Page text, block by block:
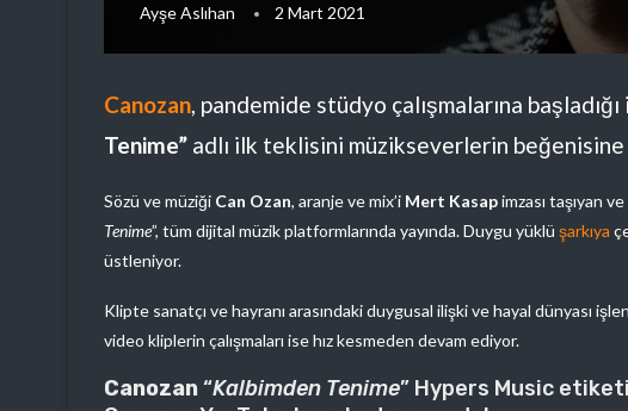
Ayşe Aslıhan 2 Mart 2021
Canozan, pandemide stüdyo çalışmalarına
Tenime” adlı ilk teklisini müzikseverlerin beğenisine
Sözü ve müziği Can Ozan, aranje ve mix’i Mert Kasapimzası taşıyan
Tenime”, tüm dijital müzik platformlarında yayında. Duygu yüklü şarkıya
üstleniyor.
Klipte sanatçı ve hayranı arasındaki duygusal ilişki ve hayal dünyası
video kliplerin çalışmaları ise hız kesmeden devam ediyor.
Canozan“Kalbimden Tenime” Hypers Music